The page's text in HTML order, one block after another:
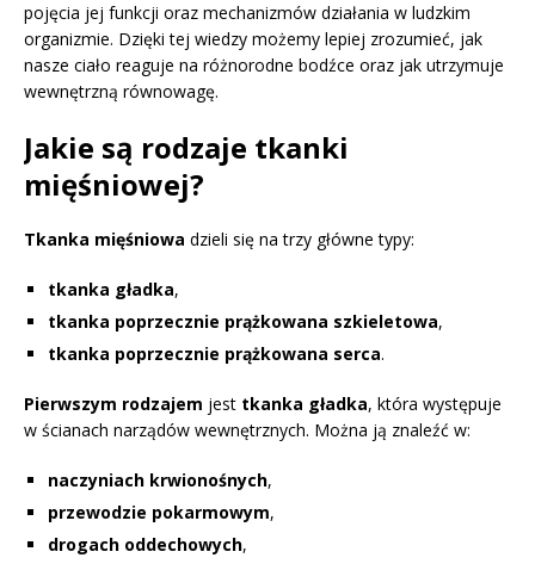
pojęcia jej funkcji oraz mechanizmów działania w ludzkim
organizmie. Dzięki tej wiedzy możemy lepiej zrozumieć, jak
nasze ciało reaguje na różnorodne bodźce oraz jak utrzymuje
wewnętrzną równowagę.
Jakie są rodzaje tkanki
mięśniowej?
Tkanka mięśniowa dzieli się na trzy główne typy:
tkanka gładka,
tkanka poprzecznie prążkowana szkieletowa,
tkanka poprzecznie prążkowana serca.
Pierwszym rodzajem jest tkanka gładka, która występuje
w ścianach narządów wewnętrznych. Można ją znaleźć w:
naczyniach krwionośnych,
przewodzie pokarmowym,
drogach oddechowych,